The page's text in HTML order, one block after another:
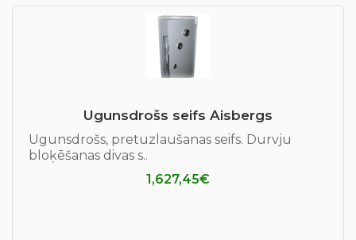
Ugunsdrošs seifs Aisbergs
Ugunsdrošs, pretuzlaušanas seifs. Durvju
bloķēšanas divas s..
1,627,45€